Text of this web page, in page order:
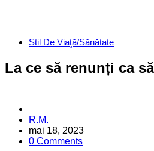
CategoriesStil De Viaţă/Sănătate
La ce să renunți ca
Posted
by
R.M.
mai 18, 2023
0 Comments